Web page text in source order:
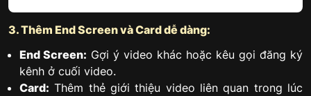
3. Thêm End Screen và Card dễ dàng:
End Screen: Gợi ý video khác hoặc kêu gọi đăng ký
kênh ở cuối video.
Card: Thêm thẻ giới thiệu video liên quan trong lúc